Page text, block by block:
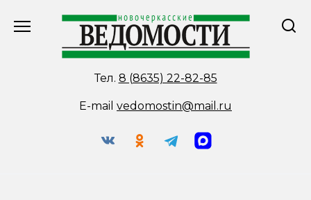
Тел. 8 (8635) 22-82-85
E-mail vedomostin@mail.ru